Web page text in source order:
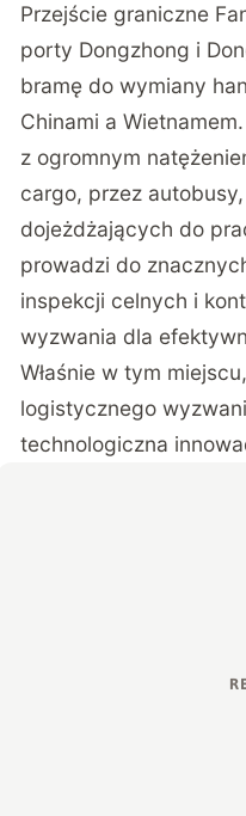
Przejście graniczne
porty Dongzhong i
bramę do wymiany
Chinami a
z ogromnym
cargo, przez
dojeżdżających do
prowadzi do
inspekcji celnych i
wyzwania dla
Właśnie w tym
logistycznego
technologiczna